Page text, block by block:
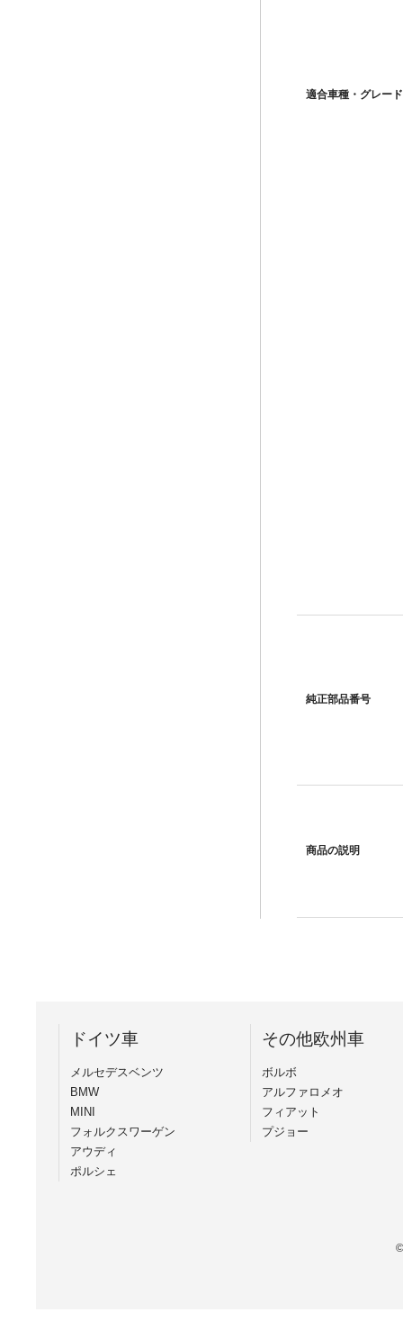
適合車種・グレー
純正部品番号
商品の説明
ドイツ車
メルセデスベンツ
BMW
MINI
フォルクスワーゲン
アウディ
ポルシェ
その他欧州車
ボルボ
アルファロメオ
フィアット
プジョー